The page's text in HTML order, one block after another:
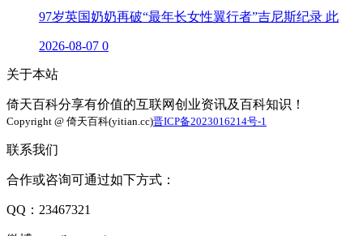
97岁英国奶奶再破“最年长女性翼行者”吉尼斯纪录 此
2026-08-07 0
关于本站
倚天百科分享有价值的互联网创业资讯及百科知识！
Copyright @ 倚天百科(yitian.cc)晋ICP备2023016214号-1
联系我们
合作或咨询可通过如下方式：
QQ：23467321